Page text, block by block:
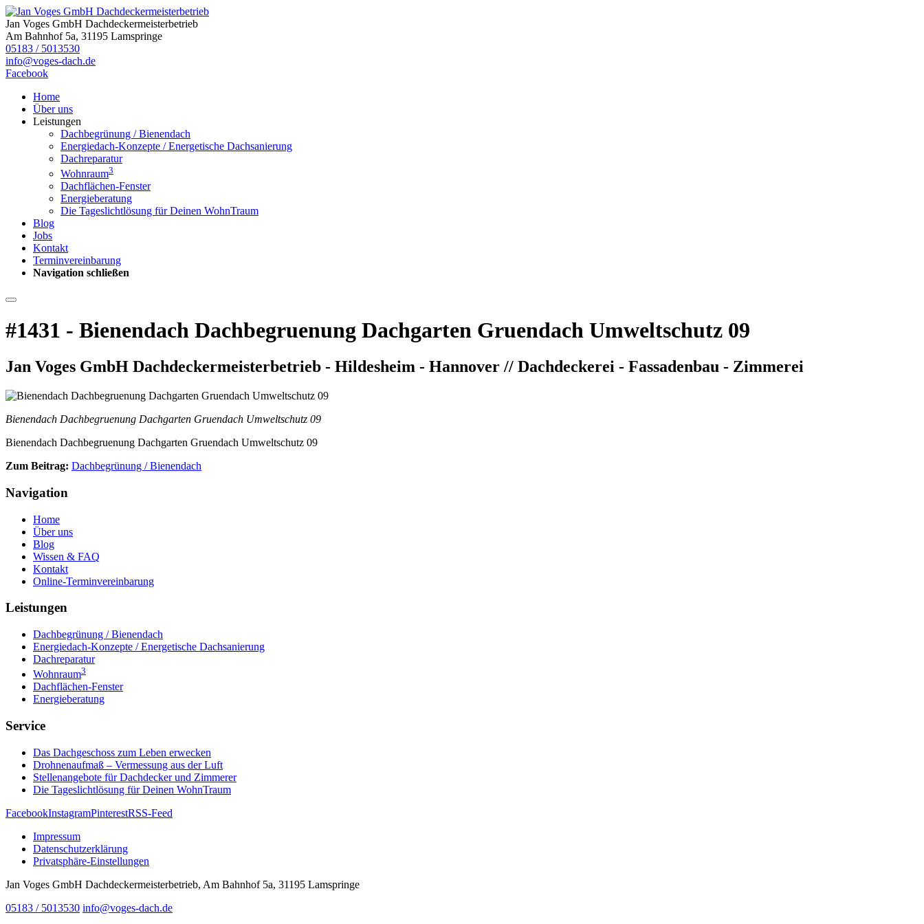
Jan Voges GmbH Dachdeckermeisterbetrieb
Am Bahnhof 5a, 31195 Lamspringe
05183 / 5013530
info@voges-dach.de
Facebook
Home
Über uns
Leistungen
Dachbegrünung / Bienendach
Energiedach-Konzepte / Energetische Dachsanierung
Dachreparatur
Wohnraum3
Dachflächen-Fenster
Energieberatung
Die Tageslichtlösung für Deinen WohnTraum
Blog
Jobs
Kontakt
Terminvereinbarung
Navigation schließen
#1431 - Bienendach Dachbegruenung Dachgarten Gruendach Umweltschutz 09
Jan Voges GmbH Dachdeckermeisterbetrieb - Hildesheim - Hannover // Dachdeckerei - Fassadenbau - Zimmerei
Bienendach Dachbegruenung Dachgarten Gruendach Umweltschutz 09
Bienendach Dachbegruenung Dachgarten Gruendach Umweltschutz 09
Zum Beitrag: Dachbegrünung / Bienendach
Navigation
Home
Über uns
Blog
Wissen & FAQ
Kontakt
Online-Terminvereinbarung
Leistungen
Dachbegrünung / Bienendach
Energiedach-Konzepte / Energetische Dachsanierung
Dachreparatur
Wohnraum3
Dachflächen-Fenster
Energieberatung
Service
Das Dachgeschoss zum Leben erwecken
Drohnenaufmaß – Vermessung aus der Luft
Stellenangebote für Dachdecker und Zimmerer
Die Tageslichtlösung für Deinen WohnTraum
FacebookInstagramPinterestRSS-Feed
Impressum
Datenschutzerklärung
Privatsphäre-Einstellungen
Jan Voges GmbH Dachdeckermeisterbetrieb, Am Bahnhof 5a, 31195 Lamspringe
05183 / 5013530 info@voges-dach.de